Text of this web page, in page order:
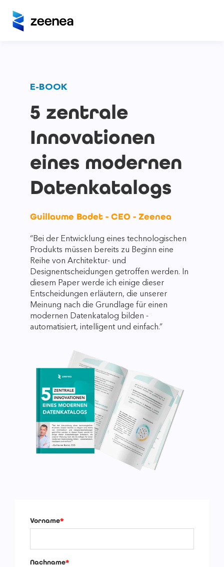
E-BOOK
5 zentrale
Innovationen
eines modernen
Datenkatalogs
Guillaume Bodet - CEO - Zeenea
“Bei der Entwicklung eines technologischen
Produkts müssen bereits zu Beginn eine
Reihe von Architektur- und
Designentscheidungen getroffen werden. In
diesem Paper werde ich einige dieser
Entscheidungen erläutern, die unserer
Meinung nach die Grundlage für einen
modernen Datenkatalog bilden -
automatisiert, intelligent und einfach.”
Vorname*
Nachname*